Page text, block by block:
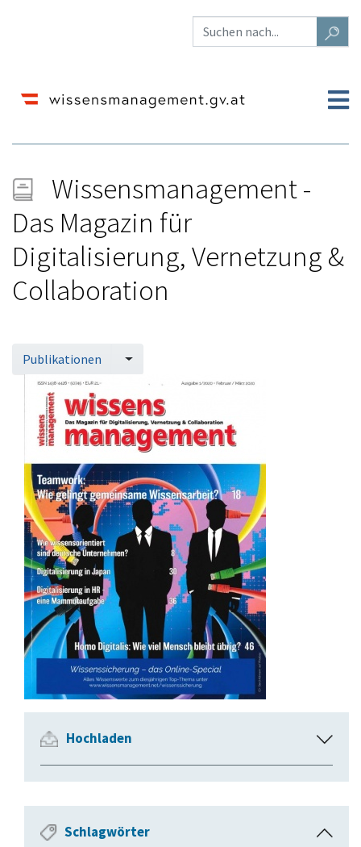
Wissensmanagement -
Das Magazin für
Digitalisierung, Vernetzung &
Collaboration
Wechseln zu:
Publikationen
A
s
a
Hochladen
E
Schlagwörter